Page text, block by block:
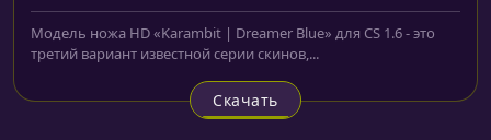
Модель ножа HD «Karambit | Dreamer Blue» для CS 1.6 - это
третий вариант известной серии скинов,...
Скачать